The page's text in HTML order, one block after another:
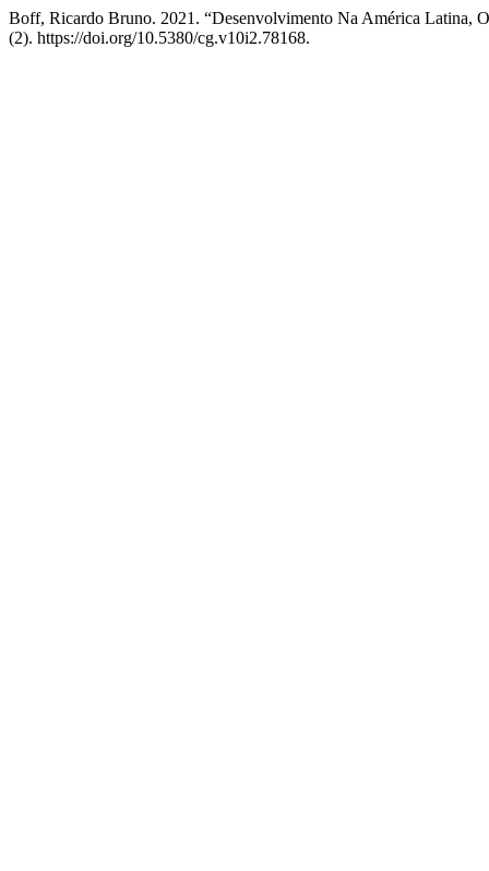
Boff, Ricardo Bruno. 2021. “Desenvolvimento Na América Latina,
(2). https://doi.org/10.5380/cg.v10i2.78168.